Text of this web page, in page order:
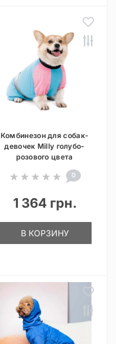
Комбинезон для собак-
девочек Milly голубо-
розового цвета
0
1 364 грн.
В КОРЗИНУ